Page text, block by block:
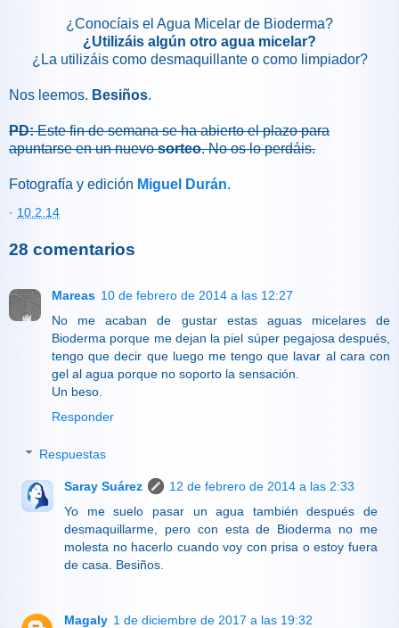
¿Conocíais el Agua Micelar de Bioderma?
¿Utilizáis algún otro agua micelar?
¿La utilizáis como desmaquillante o como limpiador?
Nos leemos. Besiños.
PD:Este fin de semana se ha abierto el plazo para
apuntarse en un nuevosorteo. No os lo perdáis.
Fotografía y edición Miguel Durán.
· 10.2.14
28 comentarios
Mareas 10 de febrero de 2014 a las 12:27
No me acaban de gustar estas aguas micelares de
Bioderma porque me dejan la piel súper pegajosa después,
tengo que decir que luego me tengo que lavar al cara con
gel al agua porque no soporto la sensación.
Un beso.
Responder
Respuestas
Saray Suárez
12 de febrero de 2014 a las 2:33
Yo me suelo pasar un agua también después de
desmaquillarme, pero con esta de Bioderma no me
molesta no hacerlo cuando voy con prisa o estoy fuera
de casa. Besiños.
Magaly 1 de diciembre de 2017 a las 19:32